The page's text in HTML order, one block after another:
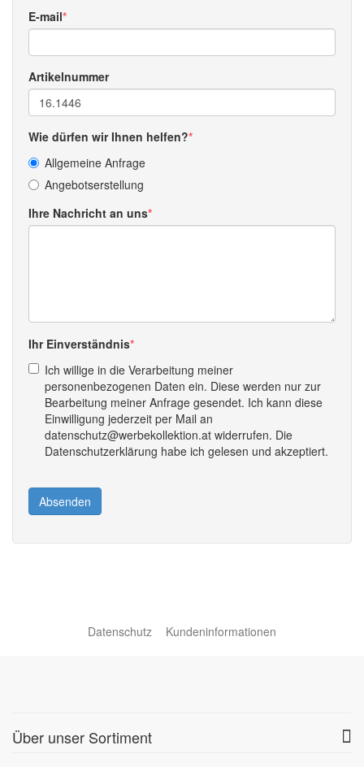
E-mail
Artikelnummer
Wie dürfen wir Ihnen helfen?
Allgemeine Anfrage
Angebotserstellung
Ihre Nachricht an uns
Ihr Einverständnis
Ich willige in die Verarbeitung meiner
personenbezogenen Daten ein. Diese werden nur zur
Bearbeitung meiner Anfrage gesendet. Ich kann diese
Einwilligung jederzeit per Mail an
datenschutz@werbekollektion.at widerrufen. Die
Datenschutzerklärung habe ich gelesen und akzeptiert.
Absenden
Datenschutz Kundeninformationen
Über unser Sortiment